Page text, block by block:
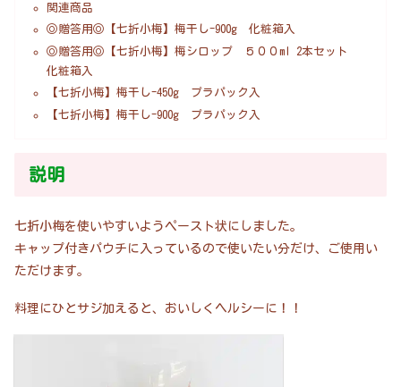
関連商品
◎贈答用◎【七折小梅】梅干し-900g 化粧箱入
◎贈答用◎【七折小梅】梅シロップ ５００ml 2本セット
化粧箱入
【七折小梅】梅干し-450g プラパック入
【七折小梅】梅干し-900g プラパック入
説明
七折小梅を使いやすいようペースト状にしました。
キャップ付きパウチに入っているので使いたい分だけ、ご使用い
ただけます。
料理にひとサジ加えると、おいしくヘルシーに！！